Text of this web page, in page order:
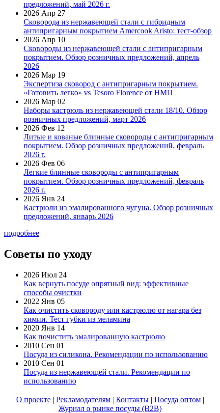
предложений, май 2026 г.
2026 Апр 27
Сковорода из нержавеющей стали с гибридным
антипригарным покрытием Amercook Aristo: тест-обзор
2026 Апр 10
Сковороды из нержавеющей стали с антипригарным
покрытием. Обзор розничных предложений, апрель
2026
2026 Мар 19
Экспертиза сковород с антипригарным покрытием.
«Готовить легко» vs Tesoro Florence от НМП
2026 Мар 02
Наборы кастрюль из нержавеющей стали 18/10. Обзор
розничных предложений, март 2026
2026 Фев 12
Литые и кованые блинные сковороды с антипригарным
покрытием. Обзор розничных предложений, февраль
2026 г.
2026 Фев 06
Легкие блинные сковороды с антипригарным
покрытием. Обзор розничных предложений, февраль
2026 г.
2026 Янв 24
Кастрюли из эмалированного чугуна. Обзор розничных
предложений, январь 2026
подробнее
Советы по уходу
2026 Июл 24
Как вернуть посуде опрятный вид: эффективные
способы очистки
2022 Янв 05
Как очистить сковороду или кастрюлю от нагара без
химии. Тест губки из меламина
2020 Янв 14
Как почистить эмалированную кастрюлю
2010 Сен 01
Посуда из силикона. Рекомендации по использованию
2010 Сен 01
Посуда из нержавеющей стали. Рекомендации по
использованию
О проекте| Рекламодателям| Контакты| Посуда оптом|
Журнал о рынке посуды (B2B)